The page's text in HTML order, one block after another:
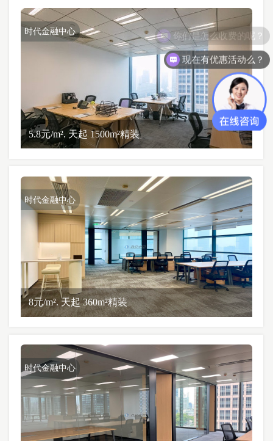
时代金融中心
5.8元/m². 天起 1500m²精装
时代金融中心
8元/m². 天起 360m²精装
时代金融中心
现在有优惠活动么？